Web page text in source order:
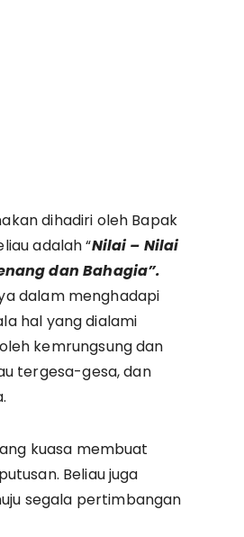
dihadiri oleh Bapak
adalah “Nilai – Nilai
dan Bahagia”.
dalam menghadapi
hal yang dialami
kemrungsung dan
tergesa-gesa, dan
kuasa membuat
Beliau juga
segala pertimbangan